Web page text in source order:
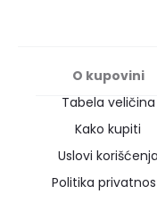
O kupovini
Tabela veličina
Kako kupiti
Uslovi korišćenja
Politika